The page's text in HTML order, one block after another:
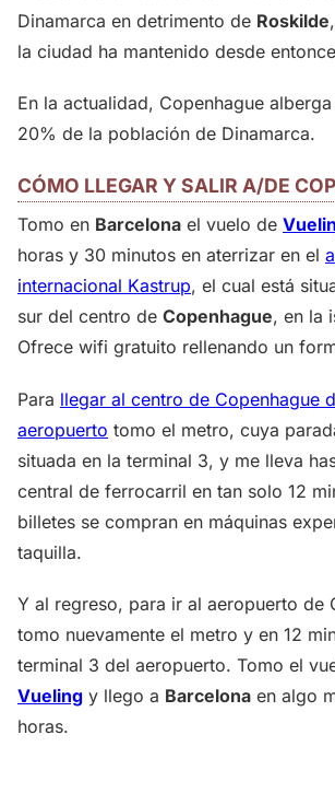
Dinamarca en detrimento de Roskilde
la ciudad ha mantenido desde
En la actualidad, Copenhague
20% de la población de Dinamarca.
CÓMO LLEGAR Y SALIR A/DE
Tomo en Barcelona el vuelo de
horas y 30 minutos en aterrizar en el
internacional Kastrup, el cual está
sur del centro de Copenhague, en la
Ofrece wifi gratuito rellenando un
Para llegar al centro de Copenhague
aeropuerto tomo el metro, cuya
situada en la terminal 3, y me lleva
central de ferrocarril en tan solo 12
billetes se compran en máquinas
taquilla.
Y al regreso, para ir al aeropuerto de
tomo nuevamente el metro y en 12
terminal 3 del aeropuerto. Tomo el
Vueling y llego a Barcelona en algo
horas.